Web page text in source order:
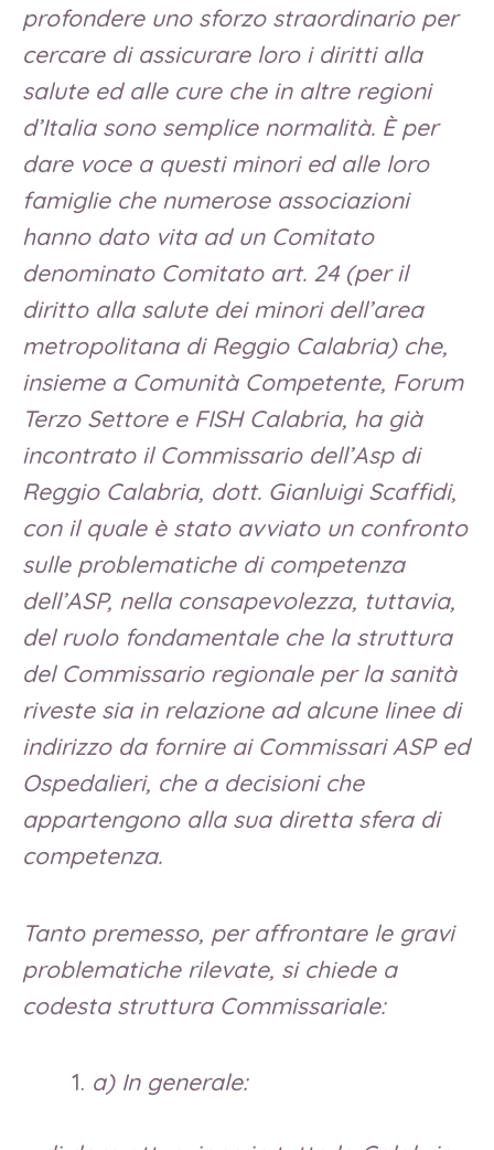
profondere uno sforzo straordinario per
cercare di assicurare loro i diritti alla
salute ed alle cure che in altre regioni
d’Italia sono semplice normalità. È per
dare voce a questi minori ed alle loro
famiglie che numerose associazioni
hanno dato vita ad un Comitato
denominato Comitato art. 24 (per il
diritto alla salute dei minori dell’area
metropolitana di Reggio Calabria) che,
insieme a Comunità Competente, Forum
Terzo Settore e FISH Calabria, ha già
incontrato il Commissario dell’Asp di
Reggio Calabria, dott. Gianluigi Scaffidi,
con il quale è stato avviato un confronto
sulle problematiche di competenza
dell’ASP, nella consapevolezza, tuttavia,
del ruolo fondamentale che la struttura
del Commissario regionale per la sanità
riveste sia in relazione ad alcune linee di
indirizzo da fornire ai Commissari ASP ed
Ospedalieri, che a decisioni che
appartengono alla sua diretta sfera di
competenza.
Tanto premesso, per affrontare le gravi
problematiche rilevate, si chiede a
codesta struttura Commissariale:
a) In generale: